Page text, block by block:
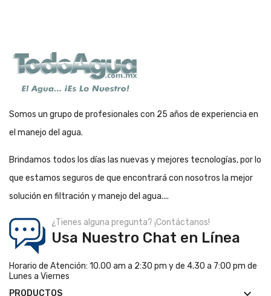
Somos un grupo de profesionales con 25 años de experiencia en
el manejo del agua.
Brindamos todos los días las nuevas y mejores tecnologías, por lo
que estamos seguros de que encontrará con nosotros la mejor
solución en filtración y manejo del agua....
¿Tienes alguna pregunta? ¡Contáctanos!
Usa Nuestro Chat en Línea
Horario de Atención: 10.00 am a 2:30 pm y de 4.30 a 7:00 pm de
Lunes a Viernes
PRODUCTOS